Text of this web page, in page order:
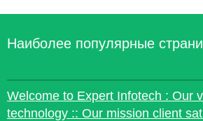
Наиболее популярные
Welcome to Expert Infotech : Our
technology :: Our mission client